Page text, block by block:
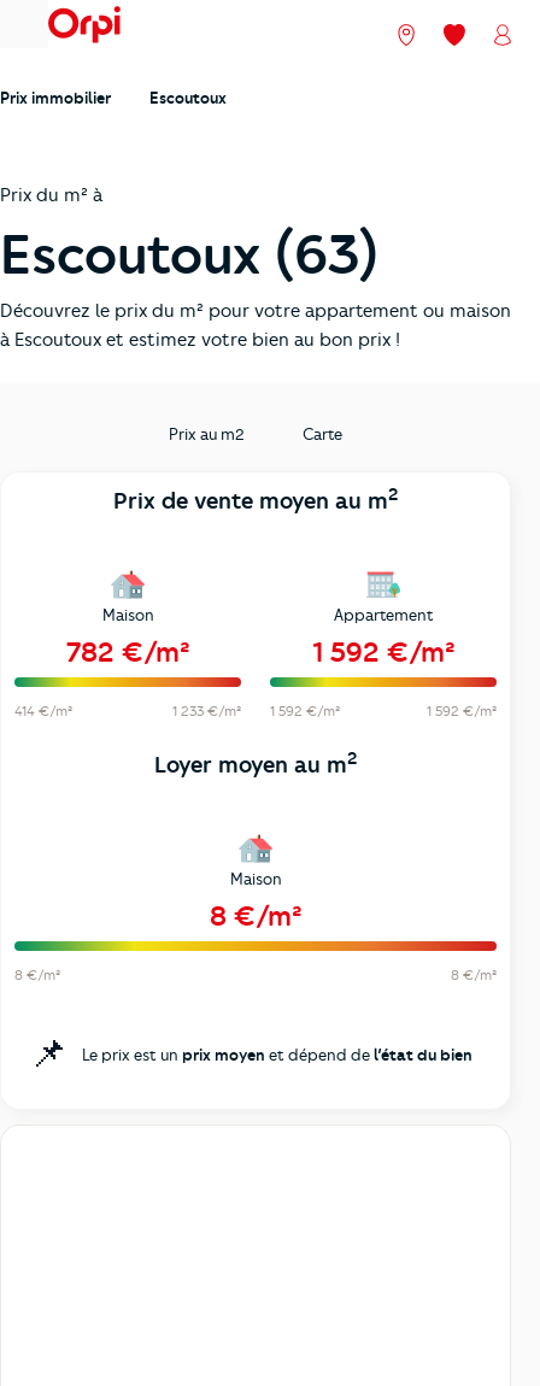
menu Nos agences
Mes
Prix immobilier Escoutoux
Prix du m² à
Escoutoux (63)
Découvrez le prix du m² pour votre appartement ou maison
à Escoutoux et estimez votre bien au bon prix !
Prix au m2 Carte
Prix de vente moyen au m2
Maison
782 €/m²
414 €/m² 1 233 €/m²
Appartement
1 592 €/m²
1 592 €/m² 1 592 €/m²
Loyer moyen au m2
Maison
8 €/m²
8 €/m² 8 €/m²
📌 Le prix est un prix moyen et dépend del’état du bien